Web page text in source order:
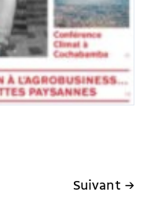
Suivant →